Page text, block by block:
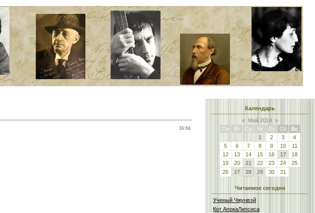
16:04
Календарь
« Май 2014 »
Пн
Вт Ср Чт Пт Сб
Вс
1
2 3
4
5
6 7 8 9 10
11
12
13 14 15 16 17
18
19
20 21 22 23 24
25
26
27 28 29 30 31
Читаемое сегодня
Ученый Чжунвэй
Кот АпокаЛипсиса